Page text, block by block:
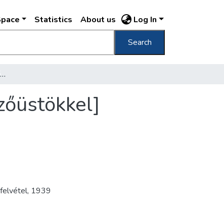
Statistics About us Log In
Search
[A Gamma üzemi konyhájának részlete a főzőüstökkel]
, 1939